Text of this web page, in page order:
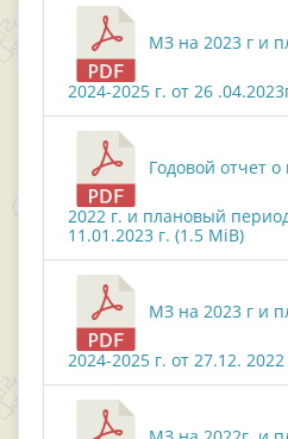
МЗ на 2023 г и
2024-2025 г. от 26
Годовой отчет
2022 г. и плановый
11.01.2023 г. (1.5 MiB)
МЗ на 2023 г и
2024-2025 г. от 27.12.